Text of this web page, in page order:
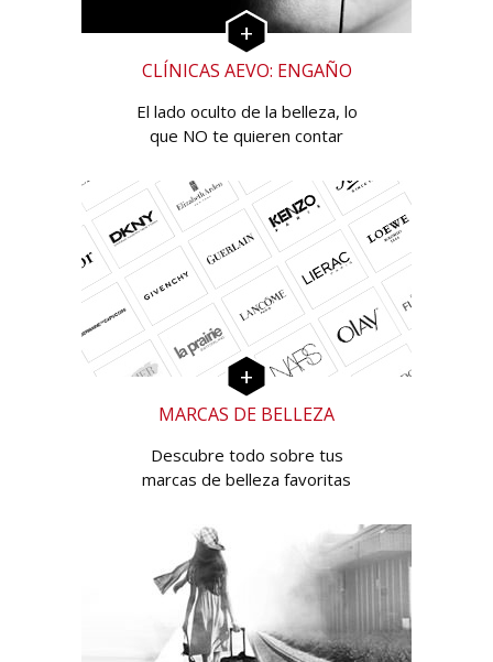
CLÍNICAS AEVO: ENGAÑO
El lado oculto de la belleza, lo
que NO te quieren contar
MARCAS DE BELLEZA
Descubre todo sobre tus
marcas de belleza favoritas